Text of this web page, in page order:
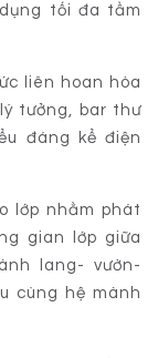
tối đa tầm
liên hoan hòa
tưởng, bar thư
đáng kể điện
lớp nhằm phát
gian lớp giữa
lang- vườn-
cùng hệ mành